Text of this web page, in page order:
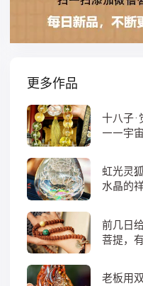
更多作品
十八子·
——宇宙
虹光灵
水晶的
前几日
菩提，
老板用